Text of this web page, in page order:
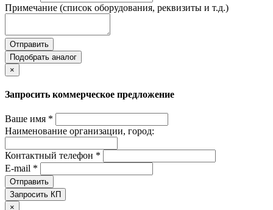
Примечание (список оборудования, реквизиты и т.д.)
Отправить
Подобрать аналог
×
Запросить коммерческое предложение
Ваше имя *
Наименование организации, город:
Контактный телефон *
E-mail *
Отправить
Запросить КП
×